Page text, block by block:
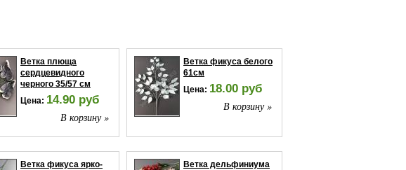
Ветка плюща
сердцевидного
черного 35/57 см
Цена: 14.90 руб
В корзину »
Ветка фикуса белого
61см
Цена: 18.00 руб
В корзину »
Ветка фикуса ярко-
Ветка дельфиниума